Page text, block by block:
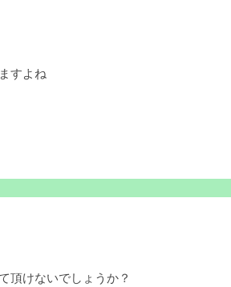
すよね
頂けないでしょうか？